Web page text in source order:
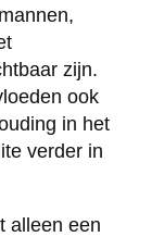
zijn.
ook
in het
verder in
alleen een